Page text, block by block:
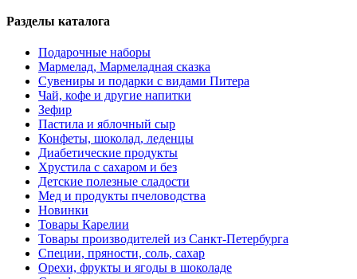
Разделы каталога
Подарочные наборы
Мармелад, Мармеладная сказка
Сувениры и подарки с видами Питера
Чай, кофе и другие напитки
Зефир
Пастила и яблочный сыр
Конфеты, шоколад, леденцы
Диабетические продукты
Хрустила с сахаром и без
Детские полезные сладости
Мед и продукты пчеловодства
Новинки
Товары Карелии
Товары производителей из Санкт-Петербурга
Специи, пряности, соль, сахар
Орехи, фрукты и ягоды в шоколаде